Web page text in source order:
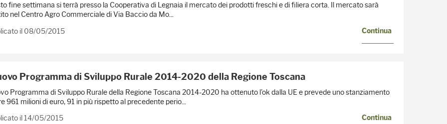
fine settimana si terrà presso la Cooperativa di Legnaia il mercato dei prodotti freschi e di filiera corta. Il mercato sarà
nel Centro Agro Commerciale di Via Baccio da Mo...
il 08/05/2015
Continua
Programma di Sviluppo Rurale 2014-2020 della Regione Toscana
Programma di Sviluppo Rurale della Regione Toscana 2014-2020 ha ottenuto l'ok dalla UE e prevede uno stanziamento
961 milioni di euro, 91 in più rispetto al precedente perio...
il 14/05/2015
Continua